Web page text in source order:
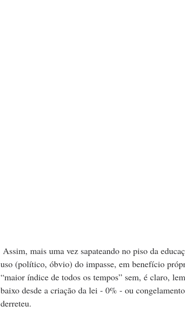
uso (político, óbvio) do impasse, em benefício
“maior índice de todos os tempos” sem, é claro,
baixo desde a criação da lei - 0% - ou
derreteu.